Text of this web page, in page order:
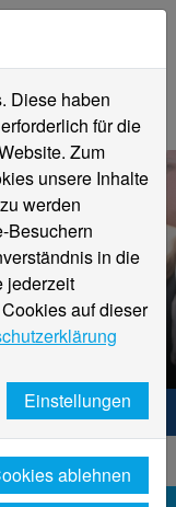
Transfer
Dein Weg.
Diese haben
für die
Zum
unsere Inhalte
werden
Besuchern
in die
jederzeit
auf dieser
Einstellungen
ablehnen